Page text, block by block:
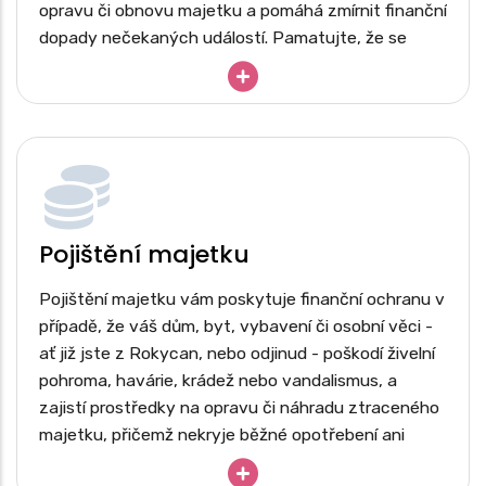
opravu či obnovu majetku a pomáhá zmírnit finanční
dopady nečekaných událostí. Pamatujte, že se
nevztahuje na běžné opotřebení ani úmyslné
Chata, chalupa či rekreační objekt
Garáž, kůlna, zahradní domek
Ploty, brány, opěrné zdi a zpevněné plochy
Bazény, vířivky a zahradní jezírka
Solární panely a fotovoltaické elektrárny
Přípojky inženýrských sítí – voda, plyn,
elektřina, kanalizace
Pevně zabudované vybavení – vestavěné
skříně, kuchyňské linky, sanitární zařízení
Pojištění majetku
Pojištění majetku vám poskytuje finanční ochranu v
případě, že váš dům, byt, vybavení či osobní věci -
ať již jste z Rokycan, nebo odjinud - poškodí živelní
pohroma, havárie, krádež nebo vandalismus, a
zajistí prostředky na opravu či náhradu ztraceného
majetku, přičemž nekryje běžné opotřebení ani
škody způsobené úmyslně.